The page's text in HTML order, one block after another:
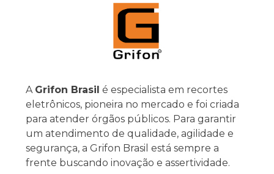
A Grifon Brasil é especialista em recortes
eletrônicos, pioneira no mercado e foi criada
para atender órgãos públicos. Para garantir
um atendimento de qualidade, agilidade e
segurança, a Grifon Brasil está sempre a
frente buscando inovação e assertividade.